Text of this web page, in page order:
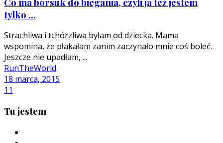
tylko ...
Strachliwa i tchórzliwa byłam od dziecka. Mama
wspomina, że płakałam zanim zaczynało mnie coś boleć.
Jeszcze nie upadłam, ...
RunTheWorld
18 marca, 2015
11
Tu jestem